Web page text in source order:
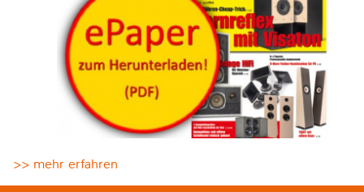
>> mehr erfahren